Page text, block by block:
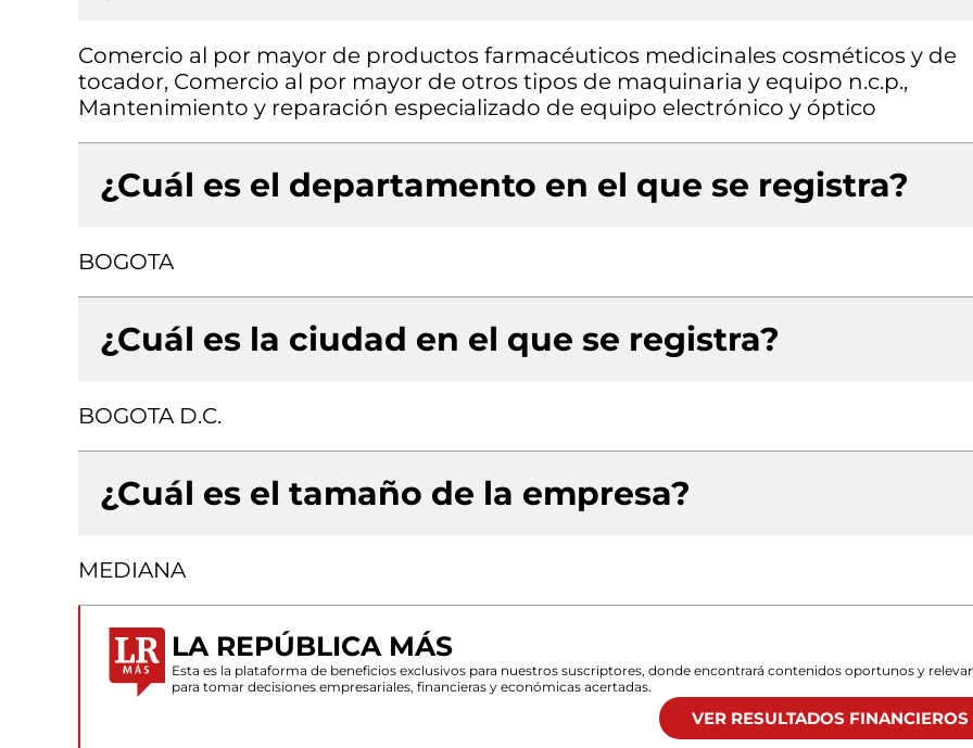
Comercio al por mayor de productos farmacéuticos medicinales cosméticos y de
tocador, Comercio al por mayor de otros tipos de maquinaria y equipo n.c.p.,
Mantenimiento y reparación especializado de equipo electrónico y óptico
¿Cuál es el departamento en el que se registra?
BOGOTA
¿Cuál es la ciudad en el que se registra?
BOGOTA D.C.
¿Cuál es el tamaño de la empresa?
MEDIANA
LA REPÚBLICA MÁS
Esta es la plataforma de beneficios exclusivos para nuestros suscriptores, donde encontrará contenidos oportunos y
para tomar decisiones empresariales, financieras y económicas acertadas.
VER RESULTADOS FINANCIEROS